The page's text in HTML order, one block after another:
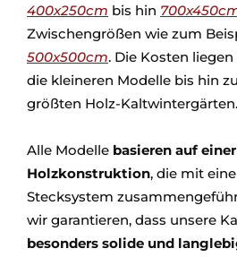
400x250cm bis hin
Zwischengrößen wie zum
500x500cm. Die Kosten
die kleineren Modelle bis hin
größten Holz-Kaltwintergärten.
Alle Modelle basieren auf
Holzkonstruktion, die mit
Stecksystem
wir garantieren, dass unsere
besonders solide und